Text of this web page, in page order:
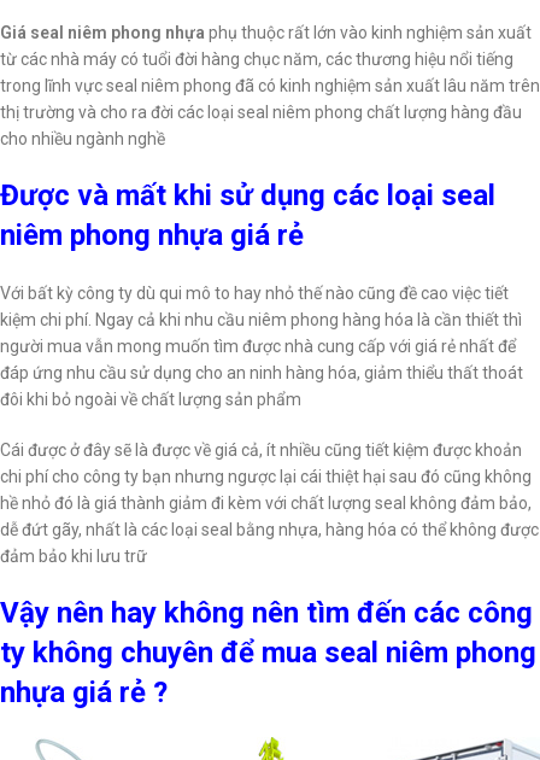
Giá seal niêm phong nhựa phụ thuộc rất lớn vào kinh nghiệm sản xuất
từ các nhà máy có tuổi đời hàng chục năm, các thương hiệu nổi tiếng
trong lĩnh vực seal niêm phong đã có kinh nghiệm sản xuất lâu năm trên
thị trường và cho ra đời các loại seal niêm phong chất lượng hàng đầu
cho nhiều ngành nghề
Được và mất khi sử dụng các loại seal
niêm phong nhựa giá rẻ
Với bất kỳ công ty dù qui mô to hay nhỏ thế nào cũng đề cao việc tiết
kiệm chi phí. Ngay cả khi nhu cầu niêm phong hàng hóa là cần thiết thì
người mua vẫn mong muốn tìm được nhà cung cấp với giá rẻ nhất để
đáp ứng nhu cầu sử dụng cho an ninh hàng hóa, giảm thiểu thất thoát
đôi khi bỏ ngoài về chất lượng sản phẩm
Cái được ở đây sẽ là được về giá cả, ít nhiều cũng tiết kiệm được khoản
chi phí cho công ty bạn nhưng ngược lại cái thiệt hại sau đó cũng không
hề nhỏ đó là giá thành giảm đi kèm với chất lượng seal không đảm bảo,
dễ đứt gãy, nhất là các loại seal bằng nhựa, hàng hóa có thể không được
đảm bảo khi lưu trữ
Vậy nên hay không nên tìm đến các công
ty không chuyên để mua seal niêm phong
nhựa giá rẻ ?